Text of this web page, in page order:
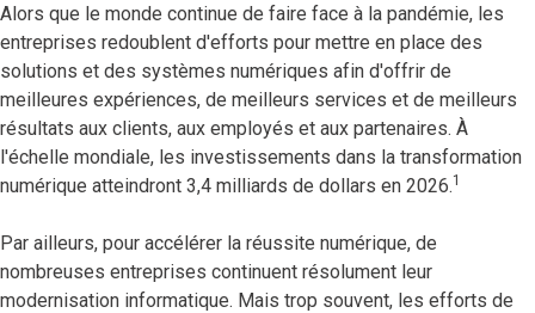
Alors que le monde continue de faire face à la pandémie, les
entreprises redoublent d'efforts pour mettre en place des
solutions et des systèmes numériques afin d'offrir de
meilleures expériences, de meilleurs services et de meilleurs
résultats aux clients, aux employés et aux partenaires. À
l'échelle mondiale, les investissements dans la transformation
numérique atteindront 3,4 milliards de dollars en 2026.1
Par ailleurs, pour accélérer la réussite numérique, de
nombreuses entreprises continuent résolument leur
modernisation informatique. Mais trop souvent, les efforts de